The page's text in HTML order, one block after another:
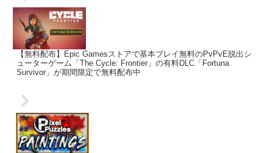
【無料配布】Epic Gamesストアで基本プレイ無料のPvPvE脱出シ
ューターゲーム「The Cycle: Frontier」の有料DLC「Fortuna
Survivor」が期間限定で無料配布中